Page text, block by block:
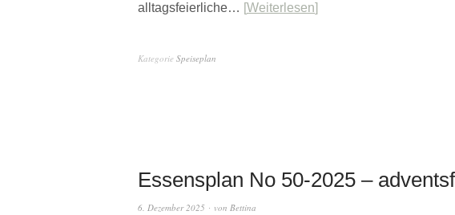
alltagsfeierliche… Weiterlesen
Kategorie Speiseplan
Essensplan No 50-2025 –
6. Dezember 2025 von Bettina